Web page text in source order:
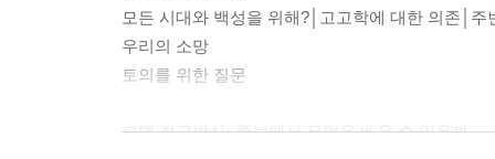
모든 시대와 백성을 위해?│고고학에 대한 의존│
우리의 소망
토의를 위한 질문
모델 접근방식: 족보에서 무엇을 배울 수 있을까